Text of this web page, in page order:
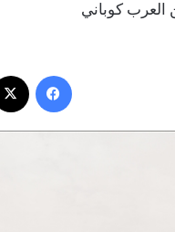
كوباني
فيسبوك